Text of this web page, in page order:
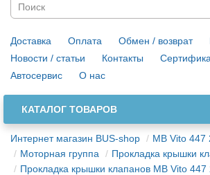
Доставка Оплата Обмен / возврат
Новости / статьи
Контакты
Автосервис
О нас
КАТАЛОГ ТОВАРОВ
Интернет магазин BUS-shop MB Vito 447
Моторная группа
Прокладка крышки
Прокладка крышки клапанов MB Vito 447